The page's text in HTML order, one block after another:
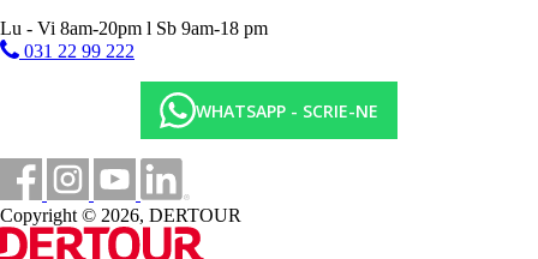
Lu - Vi 8am-20pm l Sb 9am-18 pm
031 22 99 222
WHATSAPP - SCRIE-NE
Copyright © 2026, DERTOUR